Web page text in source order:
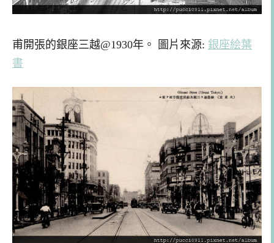
甫開張的銀座三越@1930年。 圖片來源: 銀座絵葉
書